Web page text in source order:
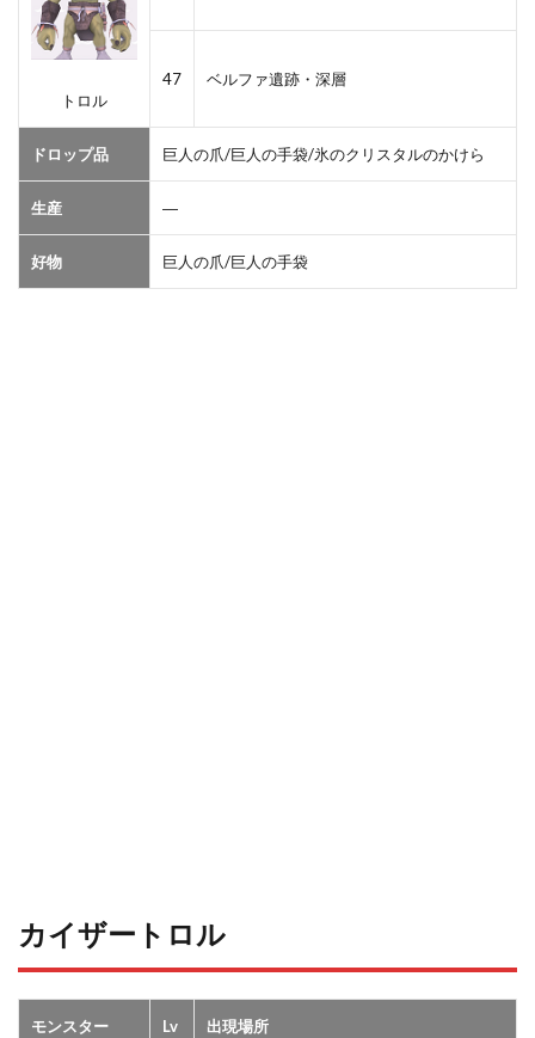
トロル
47 ベルファ遺跡・深層
ドロップ品 巨人の爪/巨人の手袋/氷のクリスタルのかけら
生産 ―
好物 巨人の爪/巨人の手袋
カイザートロル
モンスター Lv 出現場所